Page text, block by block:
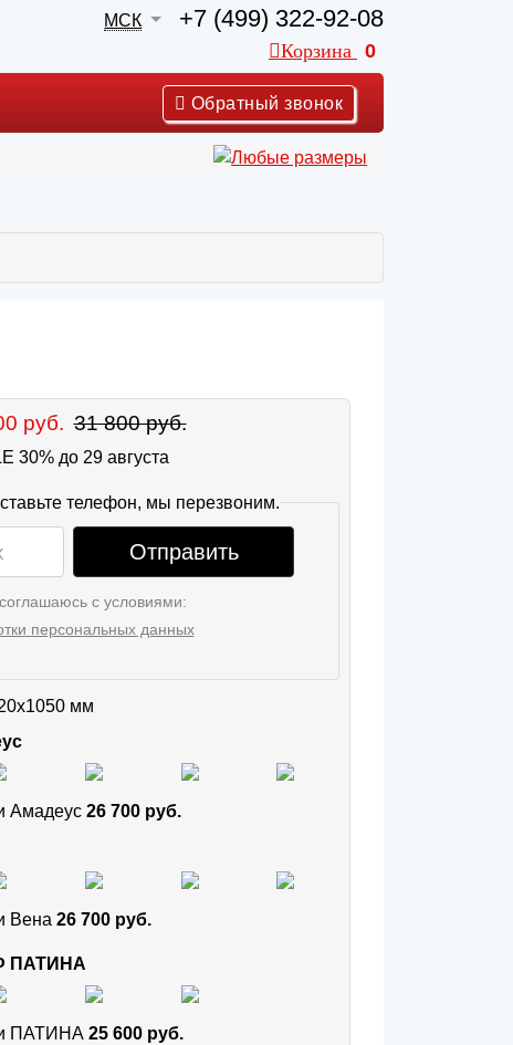
МСК +7 (499) 322-92-08
Корзина 0
Обратный звонок
руб. 31 800 руб.
30% до 29 августа
телефон, мы перезвоним.
Отправить
с условиями:
персональных данных
мм
Амадеус 26 700 руб.
Вена 26 700 руб.
ПАТИНА
ПАТИНА 25 600 руб.